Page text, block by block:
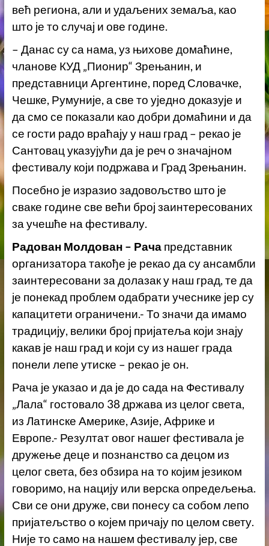
већ региона, али и удаљених земаља, као
што је то случај и ове године.
– Данас су са нама, уз њихове домаћине,
чланове КУД „Пионир“ Зрењанин, и
представници Аргентине, поред Словачке,
Чешке, Румуније, а све то уједно доказује и
да смо се показали као добри домаћини и да
се гости радо враћају у наш град – рекао је
Сантовац указујући да је реч о значајном
фестивалу који подржава и Град Зрењанин.
Посебно је изразио задовољство што је
сваке године све већи број заинтересованих
за учешће на фестивалу.
Радован Молдован – Рачапредставник
организатора такође је рекао да су ансамбли
заинтересовани за долазак у наш град, те да
је понекад проблем одабрати учеснике јер су
капацитети ограничени.- То значи да имамо
традицију, велики број пријатеља који знају
какав је наш град и који су из нашег града
понели лепе утиске – рекао је он.
Рача је указао и да је до сада на Фестивалу
„Лала“ гостовало 38 држава из целог света,
из Латинске Америке, Азије, Африке и
Европе.- Резултат овог нашег фестивала је
дружење деце и познанство са децом из
целог света, без обзира на то којим језиком
говоримо, на нацију или верска опредељења.
Сви се они друже, сви понесу са собом лепо
пријатељство о којем причају по целом свету.
Није то само на нашем фестивалу јер, све